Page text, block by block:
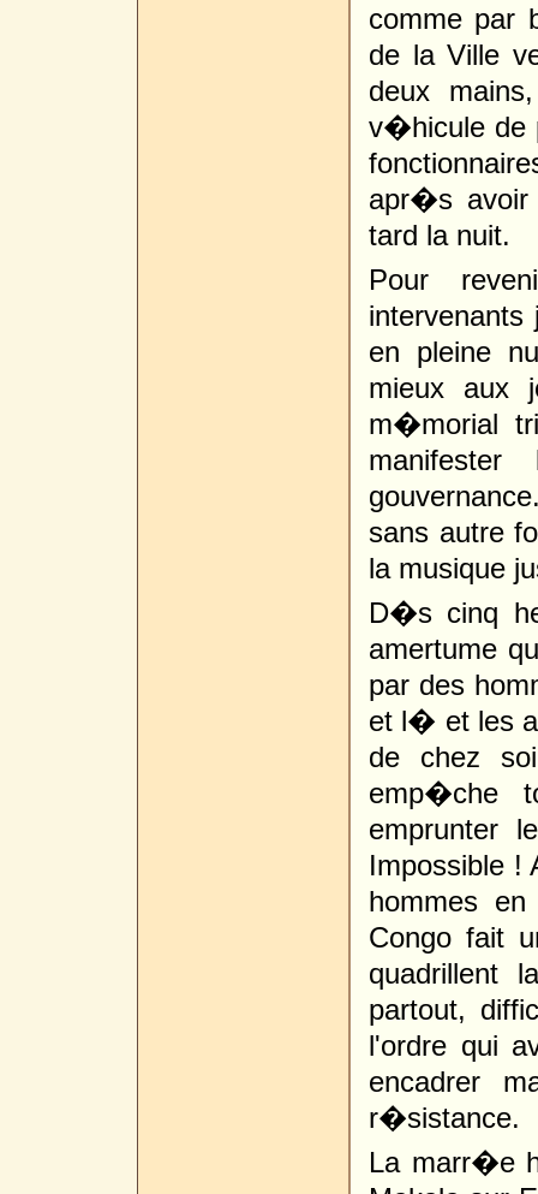
comme par
de la Ville
deux
v�hicule de
apr�s avoir
tard la nuit.
Pour
en pleine
mieux aux
m�morial
sans autre
la musique
D�s cinq
amertume
par des
et l� et les
de chez
emp�che
emprunter
Impossible
hommes
Congo fait
quadrillent
partout,
l'ordre qui
encadrer
r�sistance.
La marr�e